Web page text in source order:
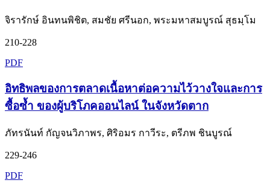
จิรารักษ์ อินทนพิชิต, สมชัย ศรีนอก, พระมหาสมบูรณ์ สุธมฺโม
210-228
PDF
อิทธิพลของการตลาดเนื้อหาต่อความไว้วางใจและการ
ซื้อซ้ำ ของผู้บริโภคออนไลน์ ในจังหวัดตาก
ภัทรนันท์ กัญจนวิภาพร, ศิริอมร กาวีระ, ตรีภพ ชินบูรณ์
229-246
PDF